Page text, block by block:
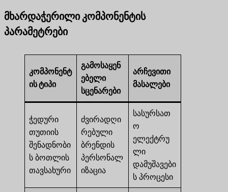
მხარდაჭერილი კომპონენტის
პარამეტრები
კომპონენტ
ის ტიპი
გამოსაყენ
ებელი
სცენარები
არჩევითი
მასალები
ჭედური
თუთიის
შენადნობი
ს ბოთლის
თავსახური
ძვირადღი
რებული
ბრენდის
პერსონალ
იზაცია
სასურსათ
ო
ელექტრუ
ლი
დამუშავები
ს პროცესი